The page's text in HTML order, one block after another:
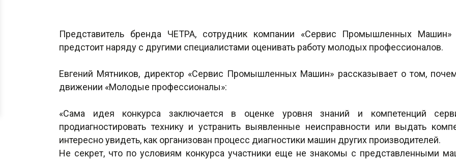
Представитель бренда ЧЕТРА, сотрудник компании «Сервис Промышленных Машин»
предстоит наряду с другими специалистами оценивать работу молодых профессионалов.
Евгений Мятников, директор «Сервис Промышленных Машин» рассказывает о том,
движении «Молодые профессионалы»:
«Сама идея конкурса заключается в оценке уровня знаний и компетенций
продиагностировать технику и устранить выявленные неисправности или выдать
интересно увидеть, как организован процесс диагностики машин других производителей.
Не секрет, что по условиям конкурса участники еще не знакомы с представленными